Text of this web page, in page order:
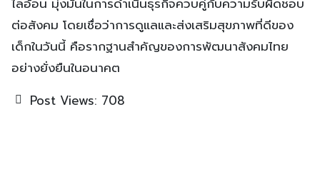
ต่อสังคม โดยเชื่อว่าการดูแลและส่งเสริมสุขภาพที่ดีของ
เด็กในวันนี้ คือรากฐานสำคัญของการพัฒนาสังคมไทย
อย่างยั่งยืนในอนาคต
Post Views: 708